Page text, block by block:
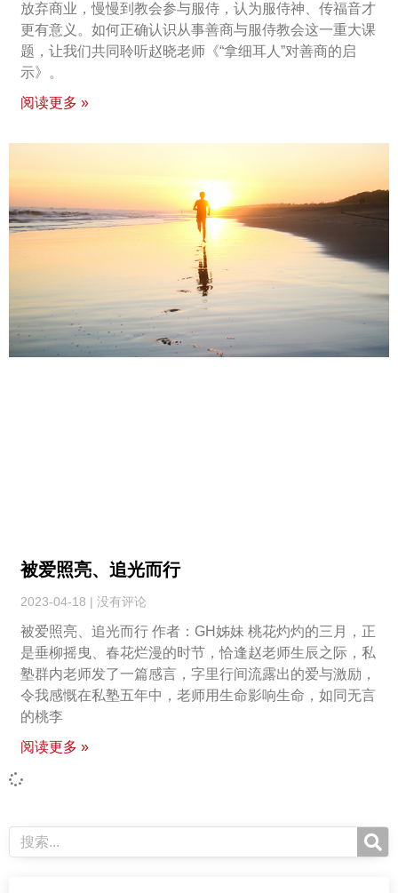
放弃商业，慢慢到教会参与服侍，认为服侍神、传福音才
更有意义。如何正确认识从事善商与服侍教会这一重大课
题，让我们共同聆听赵晓老师《“拿细耳人”对善商的启
示》。
阅读更多 »
被爱照亮、追光而行
2023-04-18 没有评论
被爱照亮、追光而行 作者：GH姊妹 桃花灼灼的三月，正
是垂柳摇曳、春花烂漫的时节，恰逢赵老师生辰之际，私
塾群内老师发了一篇感言，字里行间流露出的爱与激励，
令我感慨在私塾五年中，老师用生命影响生命，如同无言
的桃李
阅读更多 »